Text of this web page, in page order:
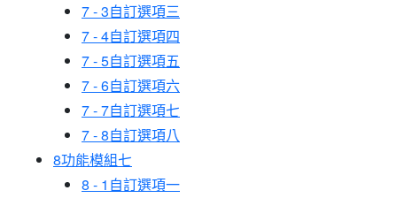
7 - 3自訂選項三
7 - 4自訂選項四
7 - 5自訂選項五
7 - 6自訂選項六
7 - 7自訂選項七
7 - 8自訂選項八
8功能模組七
8 - 1 自訂選項一